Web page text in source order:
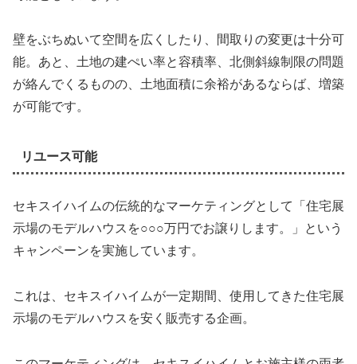
壁をぶちぬいて空間を広くしたり、間取りの変更は十分可
能。あと、土地の建ぺい率と容積率、北側斜線制限の問題
が絡んでくるものの、土地面積に余裕があるならば、増築
が可能です。
リユース可能
セキスイハイムの伝統的なマーケティングとして「住宅展
示場のモデルハウスを○○○万円でお譲りします。」という
キャンペーンを実施しています。
これは、セキスイハイムが一定期間、使用してきた住宅展
示場のモデルハウスを安く販売する企画。